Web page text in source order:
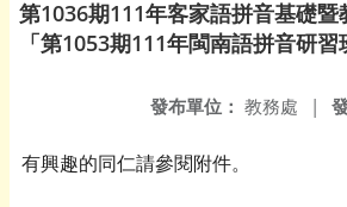
第1036期111年客家語拼音基礎暨
「第1053期111年閩南語拼音研習
發布單位： 教務處 |
有興趣的同仁請參閱附件。